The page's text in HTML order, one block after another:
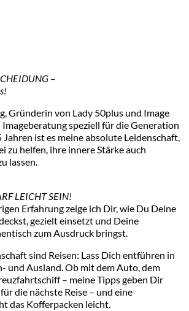
–
Gründerin von Lady 50plus und Image
speziell für die Generation
Jahren ist es meine absolute Leidenschaft,
zu helfen, ihre innere Stärke auch
lassen.
LEICHT SEIN!
Erfahrung zeige ich Dir, wie Du Deine
gezielt einsetzt und Deine
zum Ausdruck bringst.
sind Reisen: Lass Dich entführen in
und Ausland. Ob mit dem Auto, dem
– meine Tipps geben Dir
die nächste Reise – und eine
das Kofferpacken leicht.